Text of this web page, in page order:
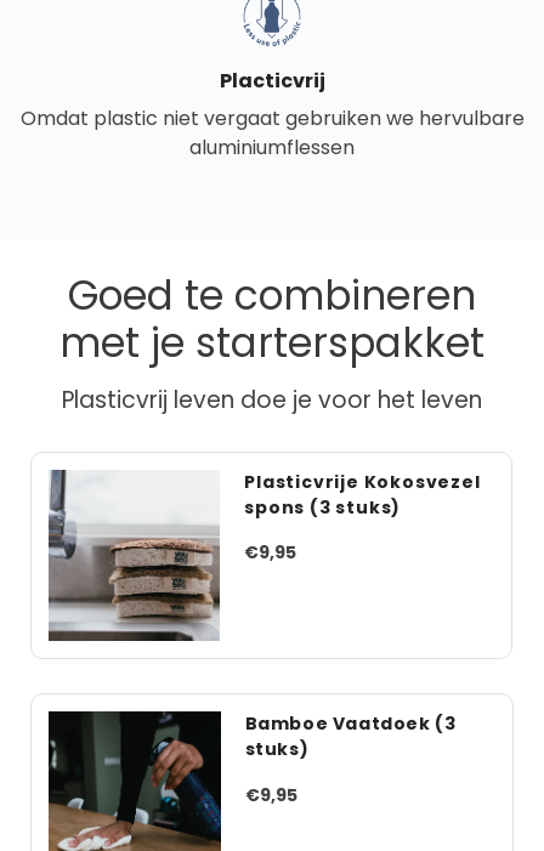
Placticvrij
Omdat plastic niet vergaat gebruiken we hervulbare
aluminiumflessen
Goed te combineren
met je starterspakket
Plasticvrij leven doe je voor het leven
Plasticvrije Kokosvezel
spons (3 stuks)
€9,95
Bamboe Vaatdoek (3
stuks)
€9,95